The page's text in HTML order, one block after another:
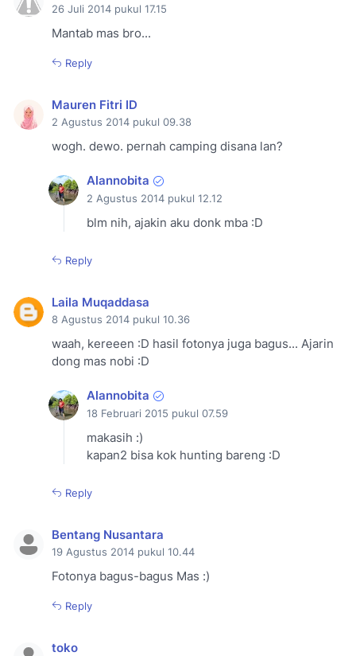
26 Juli 2014 pukul 17.15
Mantab mas bro...
Reply
Mauren Fitri ID
2 Agustus 2014 pukul 09.38
wogh. dewo. pernah camping disana lan?
Alannobita
2 Agustus 2014 pukul 12.12
blm nih, ajakin aku donk mba :D
Reply
Laila Muqaddasa
8 Agustus 2014 pukul 10.36
waah, kereeen :D hasil fotonya juga bagus... Ajarin
dong mas nobi :D
Alannobita
18 Februari 2015 pukul 07.59
makasih :)
kapan2 bisa kok hunting bareng :D
Reply
Bentang Nusantara
19 Agustus 2014 pukul 10.44
Fotonya bagus-bagus Mas :)
Reply
toko